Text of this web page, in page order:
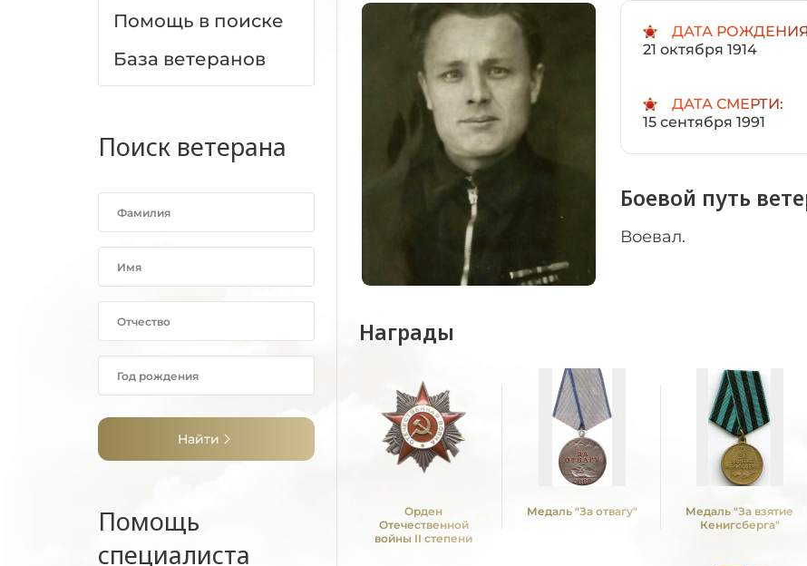
Помощь в поиске
База ветеранов
Поиск ветерана
Найти
Помощь
специалиста
ДАТА
21 октября 1914
ДАТА СМЕРТИ:
15 сентября 1991
Боевой путь
Воевал.
Награды
Орден
Отечественной
войны II степени
Медаль "За отвагу"
Медаль "За взятие
Кенигсберга"